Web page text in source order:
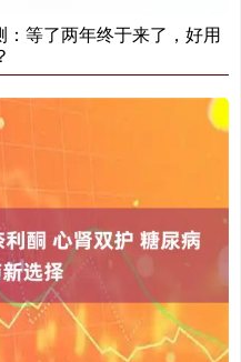
等了两年终于来了，好用